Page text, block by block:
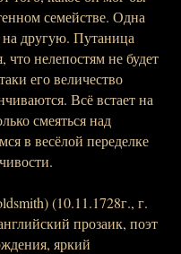
семействе. Одна
на другую. Путаница
нелепостям не будет
его величество
Всё встает на
смеяться над
в весёлой переделке
(10.11.1728г., г.
прозаик, поэт
яркий